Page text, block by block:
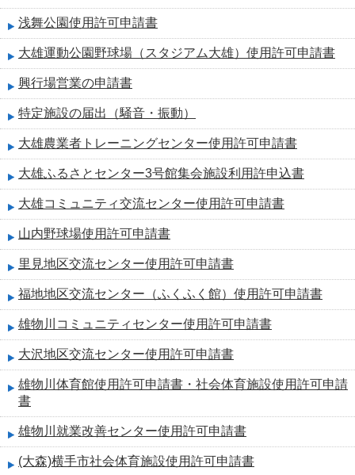
浅舞公園使用許可申請書
大雄運動公園野球場（スタジアム大雄）使用許可申請書
興行場営業の申請書
特定施設の届出（騒音・振動）
大雄農業者トレーニングセンター使用許可申請書
大雄ふるさとセンター3号館集会施設利用許申込書
大雄コミュニティ交流センター使用許可申請書
山内野球場使用許可申請書
里見地区交流センター使用許可申請書
福地地区交流センター（ふくふく館）使用許可申請書
雄物川コミュニティセンター使用許可申請書
大沢地区交流センター使用許可申請書
雄物川体育館使用許可申請書・社会体育施設使用許可申請
書
雄物川就業改善センター使用許可申請書
(大森)横手市社会体育施設使用許可申請書